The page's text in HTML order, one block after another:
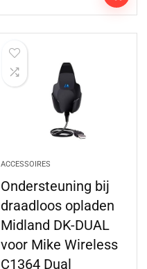
ACCESSOIRES
Ondersteuning bij
draadloos opladen
Midland DK-DUAL
voor Mike Wireless
C1364 Dual